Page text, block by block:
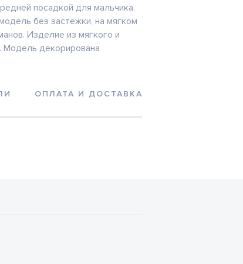
посадкой для мальчика.
без застёжки, на мягком
Изделие из мягкого и
Модель декорирована
ОПЛАТА И ДОСТАВКА